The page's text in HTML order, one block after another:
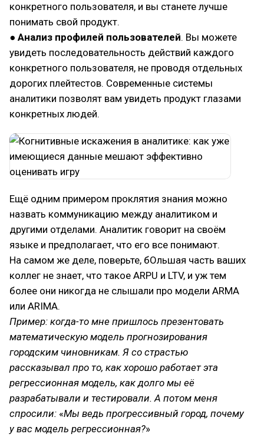
конкретного пользователя, и вы станете лучше
понимать свой продукт.
● Анализ профилей пользователей. Вы можете
увидеть последовательность действий каждого
конкретного пользователя, не проводя отдельных
дорогих плейтестов. Современные системы
аналитики позволят вам увидеть продукт глазами
конкретных людей.
Ещё одним примером проклятия знания можно
назвать коммуникацию между аналитиком и
другими отделами. Аналитик говорит на своём
языке и предполагает, что его все понимают.
На самом же деле, поверьте, бОльшая часть ваших
коллег не знает, что такое ARPU и LTV, и уж тем
более они никогда не слышали про модели ARMA
или ARIMA.
Пример: когда-то мне пришлось презентовать
математическую модель прогнозирования
городским чиновникам. Я со страстью
рассказывал про то, как хорошо работает эта
регрессионная модель, как долго мы её
разрабатывали и тестировали. А потом меня
спросили: «Мы ведь прогрессивный город, почему
у вас модель регрессионная?»